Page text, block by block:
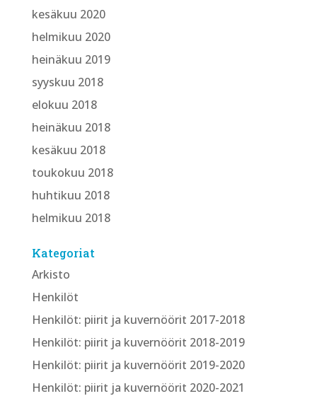
kesäkuu 2020
helmikuu 2020
heinäkuu 2019
syyskuu 2018
elokuu 2018
heinäkuu 2018
kesäkuu 2018
toukokuu 2018
huhtikuu 2018
helmikuu 2018
Kategoriat
Arkisto
Henkilöt
Henkilöt: piirit ja kuvernöörit 2017-2018
Henkilöt: piirit ja kuvernöörit 2018-2019
Henkilöt: piirit ja kuvernöörit 2019-2020
Henkilöt: piirit ja kuvernöörit 2020-2021